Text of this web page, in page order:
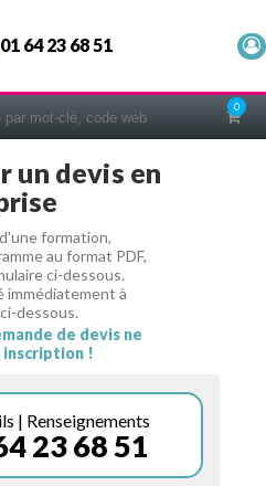
01 64 23 68 51
0
un devis en
formation,
au format PDF,
ci-dessous.
immédiatement à
dessous.
de devis ne
inscription !
| Renseignements
23 68 51